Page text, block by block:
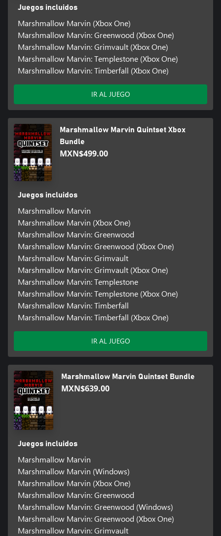
Juegos incluidos
Marshmallow Marvin (Xbox One)
Marshmallow Marvin: Greenwood (Xbox One)
Marshmallow Marvin: Grimvault (Xbox One)
Marshmallow Marvin: Templestone (Xbox One)
Marshmallow Marvin: Timberfall (Xbox One)
IR AL JUEGO
Marshmallow Marvin Quintset Xbox
Bundle
MXN$499.00
Juegos incluidos
Marshmallow Marvin
Marshmallow Marvin (Xbox One)
Marshmallow Marvin: Greenwood
Marshmallow Marvin: Greenwood (Xbox One)
Marshmallow Marvin: Grimvault
Marshmallow Marvin: Grimvault (Xbox One)
Marshmallow Marvin: Templestone
Marshmallow Marvin: Templestone (Xbox One)
Marshmallow Marvin: Timberfall
Marshmallow Marvin: Timberfall (Xbox One)
IR AL JUEGO
Marshmallow Marvin Quintset Bundle
MXN$639.00
Juegos incluidos
Marshmallow Marvin
Marshmallow Marvin (Windows)
Marshmallow Marvin (Xbox One)
Marshmallow Marvin: Greenwood
Marshmallow Marvin: Greenwood (Windows)
Marshmallow Marvin: Greenwood (Xbox One)
Marshmallow Marvin: Grimvault